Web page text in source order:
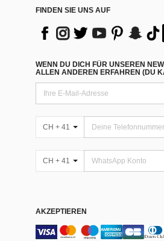
FINDEN SIE UNS AUF
WENN DU DICH FÜR UNSEREN
ALLEN ANDEREN ERFAHREN (DU
CH + 41
CH + 41
AKZEPTIEREN